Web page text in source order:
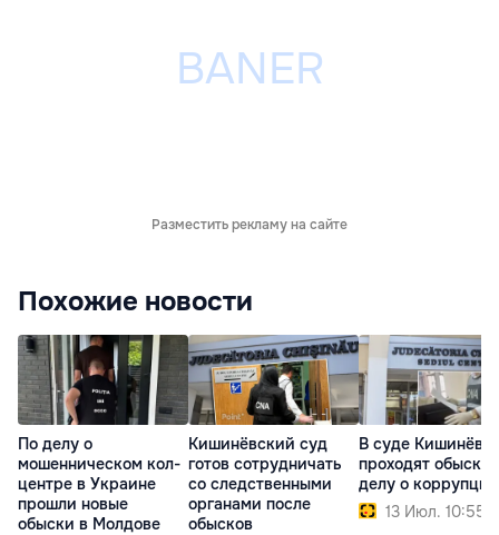
Разместить рекламу на сайте
Похожие новости
По делу о
мошенническом кол-
центре в Украине
прошли новые
обыски в Молдове
Кишинёвский суд
готов сотрудничать
со следственными
органами после
обысков
В суде Кишинёва
проходят обыски
делу о коррупции
13 Июл. 10:55